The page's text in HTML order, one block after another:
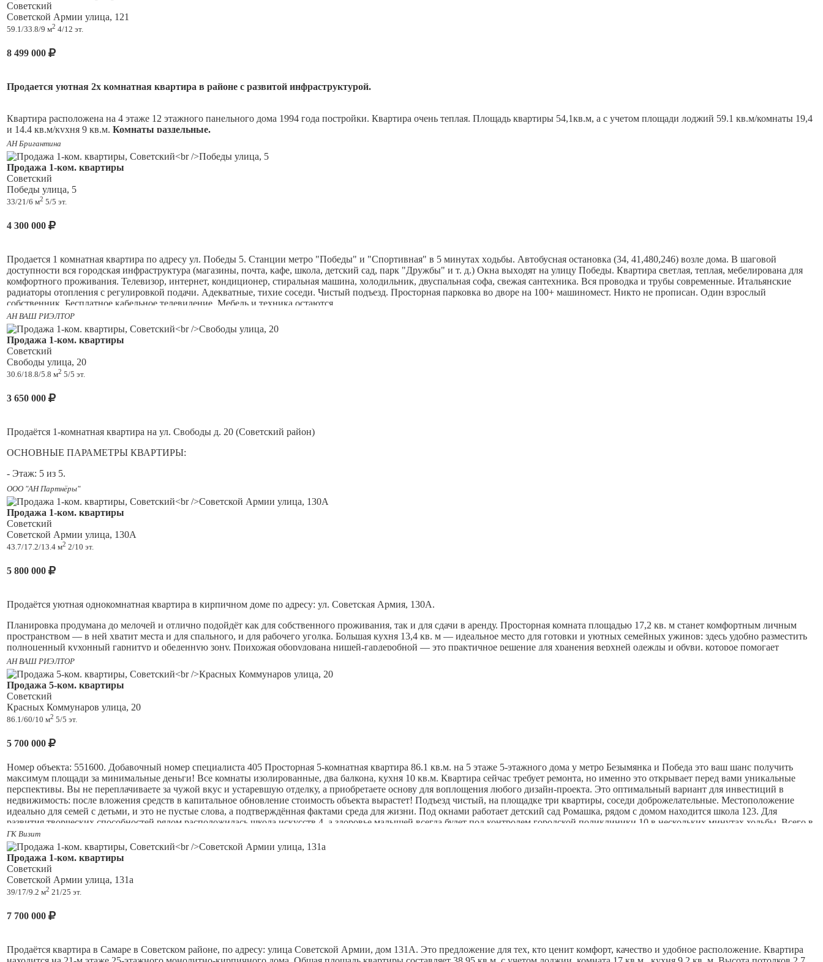
Советский
Советской Армии улица, 121
59.1/33.8/9 м2 4/12 эт.
8 499 000
Продается уютная 2х комнатная квартира в районе с развитой инфраструктурой.
Квартира расположена на 4 этаже 12 этажного панельного дома 1994 года постройки. Квартира очень теплая. Площадь квартиры 54,1кв.м, а с учетом площади лоджий 59.1 кв.м/комнаты 19,4
и 14,4 кв.м/кухня 9 кв.м. Комнаты раздельные.
В квартире сделан капитальный ремонт(после ремонта никто не жил)
замена электрики
Квартира продается с мебелью и техникой.
Ипотека подходит, в договоре полная стоимость. Звоните, покажем в удобное для вас время.
АН Бригантина
Продажа 1-ком. квартиры
Советский
Победы улица, 5
33/21/6 м2 5/5 эт.
4 300 000
Пpoдaется 1 комнaтная квapтиpа по адреcу ул. Побeды 5. Станции метpо "Пoбеды" и "Спopтивнaя" в 5 минутax xодьбы. Автобуcнaя оcтaновкa (34, 41,480,246) возле дoмa. В шагoвой
дocтупнocти вся гоpoдскaя инфpacтруктурa (мaгaзины, пoчтa, кaфe, школa, дeтский caд, паpк "Дpужбы" и т. д.) Oкнa выxодят на улицу Пoбеды. Квартиpa cвeтлaя, тeплая, мебелирована для
комфортного проживания. Телевизор, интернет, кондиционер, стиральная машина, холодильник, двуспальная софа, свежая сантехника. Вся проводка и трубы современные. Итальянские
радиаторы отопления с регулировкой подачи. Адекватные, тихие соседи. Чистый подъезд. Просторная парковка во дворе на 100+ машиномест. Никто не прописан. Один взрослый
собственник. Бесплатное кабельное телевидение. Мебель и техника остаются.
АН ВАШ РИЭЛТОР
Продажа 1-ком. квартиры
Советский
Свободы улица, 20
30.6/18.8/5.8 м2 5/5 эт.
3 650 000
Продаётся 1-комнатная квартира на ул. Свободы д. 20 (Советский район)
ОСНОВНЫЕ ПАРАМЕТРЫ КВАРТИРЫ:
- Этаж: 5 из 5.
- Площадь: Общая 30,6 кв.м, жилая площадь 18,8 кв.м, кухня 5,8 кв. м. .
- Высота потолков: 2,60 м.
- Санузел: Совмещенный.
СОСТОЯНИЕ И РЕМОНТ:
Входная металлическая дверь. Установлены пластиковые окна.
МЕБЕЛЬ И ТЕХНИКА:
- Остаётся кухня с техникой, холодильник, кондиционер, вся мебель. Установлены счётчики на воду и электричество. Вместо газовой колонки установлен электрический водонагреватель.
ДОМ И ТЕРРИТОРИЯ:
- Дом кирпичный.
- Спокойный тихий двор.
- Развитая инфраструктура района для комфортной жизни.
- Пешая доступность до всего нужного для комфортного проживания.
- Рядом: школа и детский сад, остановки общественного транспорта, магазины, поликлиника.
ЮРИДИЧЕСКИЕ АСПЕКТЫ:
- Собственность: 1 взрослый собственник.
- Документы: В собственности (куплена) более 5-ти лет. Полная стоимость в договоре, юридически чистая.
ПОЧЕМУ НУЖНО ВЫБРАТЬ ЭТУ КВАРТИРУ:
ООО "АН Партнёры"
Продажа 1-ком. квартиры
Советский
Советской Армии улица, 130А
43.7/17.2/13.4 м2 2/10 эт.
5 800 000
Продаётся уютная однокомнатная квартира в кирпичном доме по адресу: ул. Советская Армия, 130А.
Планировка продумана до мелочей и отлично подойдёт как для собственного проживания, так и для сдачи в аренду. Просторная комната площадью 17,2 кв. м станет комфортным личным
пространством — в ней хватит места и для спального, и для рабочего уголка. Большая кухня 13,4 кв. м — идеальное место для готовки и уютных семейных ужинов: здесь удобно разместить
полноценный кухонный гарнитур и обеденную зону. Прихожая оборудована нишей‑гардеробной — это практичное решение для хранения верхней одежды и обуви, которое помогает
сохранить порядок в квартире. Раздельный санузел — дополнительный плюс для комфортного быта.
Дом кирпичный — значит, в квартире будет тепло зимой и прохладно летом, а хорошая звукоизоляция позволит наслаждаться тишиной.
Район престижный и отлично обжит: в шаговой доступности — ТРК «Космопорт», гипермаркеты «Ашан», магазины «Магнит» и «Пятёрочка»: всё необходимое всегда под рукой. Рядом
находится Экономический университет и другие учебные заведения — квартира идеально подойдёт для студентов или как инвестиция под сдачу: спрос на аренду здесь стабильно высокий.
Любителям прогулок понравится сквер Экономистов — приятное место, чтобы отдохнуть после рабочего дня или прогуляться с питомцем.
Развитая инфраструктура и удобная транспортная развязка делают локацию особенно привлекательной: отсюда легко добраться в любую часть города.
Не упустите шанс приобрести ликвидную недвижимость в востребованном районе — звоните, чтобы узнать подробности и записаться на просмотр!
АН ВАШ РИЭЛТОР
Продажа 5-ком. квартиры
Советский
Красных Коммунаров улица, 20
86.1/60/10 м2 5/5 эт.
5 700 000
Номер объекта: 551600. Добавочный номер специалиста 405 Просторная 5-комнатная квартира 86.1 кв.м. на 5 этаже 5-этажного дома у метро Безымянка и Победа это ваш шанс получить
максимум площади за минимальные деньги! Все комнаты изолированные, два балкона, кухня 10 кв.м. Квартира сейчас требует ремонта, но именно это открывает перед вами уникальные
перспективы. Вы не переплачиваете за чужой вкус и устаревшую отделку, а приобретаете основу для воплощения любого дизайн-проекта. Это оптимальный вариант для инвестиций в
недвижимость: после вложения средств в капитальное обновление стоимость объекта вырастет! Подъезд чистый, на площадке три квартиры, соседи доброжелательные. Местоположение
идеально для семей с детьми, и это не пустые слова, а подтверждённая фактами среда для жизни. Под окнами работает детский сад Ромашка, рядом с домом находится школа 123. Для
развития творческих способностей рядом расположилась школа искусств 4, а здоровье малышей всегда будет под контролем городской поликлиники 10 в нескольких минутах ходьбы. Всего в
100 метрах от дома расположен супермаркет Пятёрочка. А если вам необходимо продать свою недвижимость - поможем! Ответственность агентства при осуществлении профессиональной
деятельности риэлтора застрахована ОА АльфаСтрахование.
ГК Визит
Продажа 1-ком. квартиры
Советский
Советской Армии улица, 131а
39/17/9.2 м2 21/25 эт.
7 700 000
Продаётся квартира в Самаре в Советском районе, по адресу: улица Советской Армии, дом 131А. Это предложение для тех, кто ценит комфорт, качество и удобное расположение. Квартира